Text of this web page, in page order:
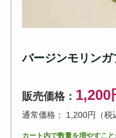
バージンモリン
販売価格： 1,200
通常価格： 1,200円
（税
カート内で数量を増やすこ